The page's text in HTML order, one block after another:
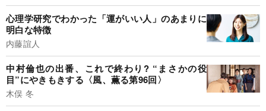
心理学研究でわかった「運がいい人」のあまりに
明白な特徴
内藤誼人
中村倫也の出番、これで終わり? “まさかの役
目”にやきもきする〈風、薫る第96回〉
木俣 冬